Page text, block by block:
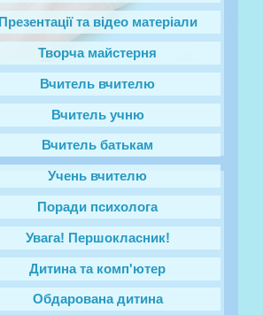
Презентації та відео матеріали
Творча майстерня
Вчитель вчителю
Вчитель учню
Вчитель батькам
Учень вчителю
Поради психолога
Увага! Першокласник!
Дитина та комп'ютер
Обдарована дитина